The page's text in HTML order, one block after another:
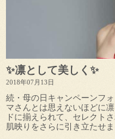
✨凛として美しく✨
2018年07月13日
続・母の日キャンペーンフ
マさんとは思えないほどに
ドに揃えられて、セレクト
肌映りをさらに引き立たせ